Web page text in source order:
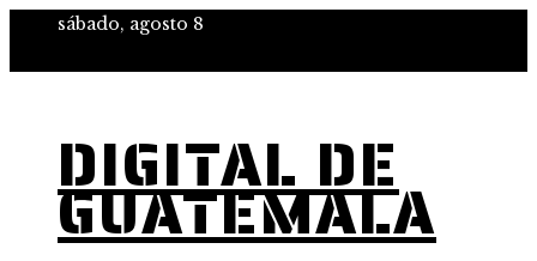
sábado, agosto 8
DIGITAL DE
GUATEMALA